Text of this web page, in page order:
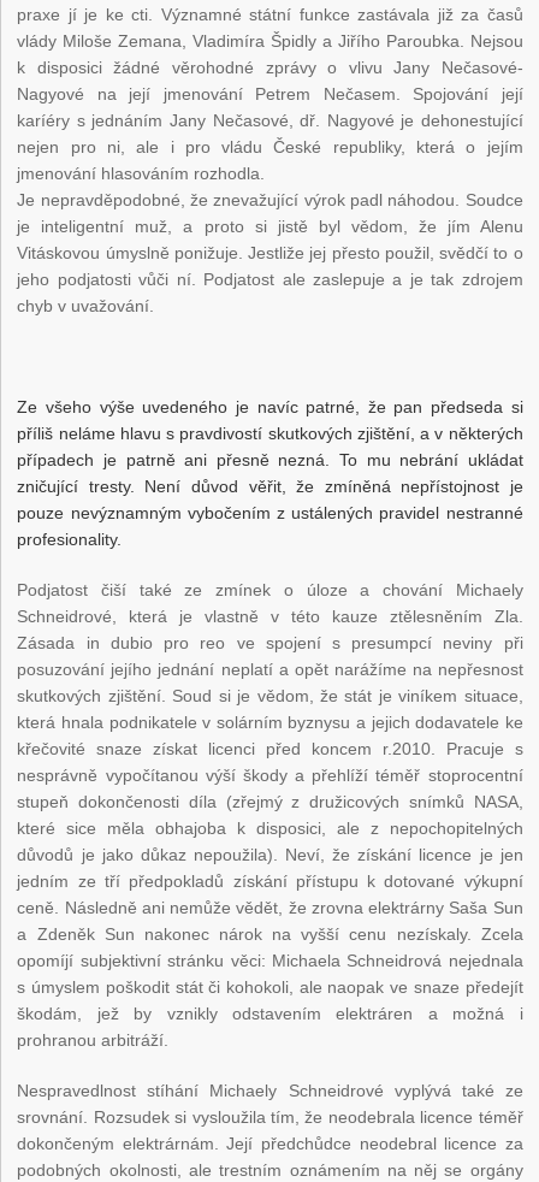
praxe jí je ke cti. Významné státní funkce zastávala již za časů
vlády Miloše Zemana, Vladimíra Špidly a Jiřího Paroubka. Nejsou
k disposici žádné věrohodné zprávy o vlivu Jany Nečasové-
Nagyové na její jmenování Petrem Nečasem. Spojování její
karíéry s jednáním Jany Nečasové, dř. Nagyové je dehonestující
nejen pro ni, ale i pro vládu České republiky, která o jejím
jmenování hlasováním rozhodla.
Je nepravděpodobné, že znevažující výrok padl náhodou. Soudce
je inteligentní muž, a proto si jistě byl vědom, že jím Alenu
Vitáskovou úmyslně ponižuje. Jestliže jej přesto použil, svědčí to o
jeho podjatosti vůči ní. Podjatost ale zaslepuje a je tak zdrojem
chyb v uvažování.
Ze všeho výše uvedeného je navíc patrné, že pan předseda si
příliš neláme hlavu s pravdivostí skutkových zjištění, a v některých
případech je patrně ani přesně nezná. To mu nebrání ukládat
zničující tresty. Není důvod věřit, že zmíněná nepřístojnost je
pouze nevýznamným vybočením z ustálených pravidel nestranné
profesionality.
Podjatost čiší také ze zmínek o úloze a chování Michaely
Schneidrové, která je vlastně v této kauze ztělesněním Zla.
Zásada in dubio pro reo ve spojení s presumpcí neviny při
posuzování jejího jednání neplatí a opět narážíme na nepřesnost
skutkových zjištění. Soud si je vědom, že stát je viníkem situace,
která hnala podnikatele v solárním byznysu a jejich dodavatele ke
křečovité snaze získat licenci před koncem r.2010. Pracuje s
nesprávně vypočítanou výší škody a přehlíží téměř stoprocentní
stupeň dokončenosti díla (zřejmý z družicových snímků NASA,
které sice měla obhajoba k disposici, ale z nepochopitelných
důvodů je jako důkaz nepoužila). Neví, že získání licence je jen
jedním ze tří předpokladů získání přístupu k dotované výkupní
ceně. Následně ani nemůže vědět, že zrovna elektrárny Saša Sun
a Zdeněk Sun nakonec nárok na vyšší cenu nezískaly. Zcela
opomíjí subjektivní stránku věci: Michaela Schneidrová nejednala
s úmyslem poškodit stát či kohokoli, ale naopak ve snaze předejít
škodám, jež by vznikly odstavením elektráren a možná i
prohranou arbitráží.
Nespravedlnost stíhání Michaely Schneidrové vyplývá také ze
srovnání. Rozsudek si vysloužila tím, že neodebrala licence téměř
dokončeným elektrárnám. Její předchůdce neodebral licence za
podobných okolnosti, ale trestním oznámením na něj se orgány